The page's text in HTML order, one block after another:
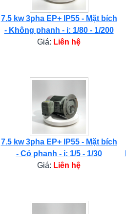
7.5 kw 3pha EP+ IP55 - Mặt bích
- Không phanh - i: 1/80 - 1/200
Giá: Liên hệ
7.5 kw 3pha EP+ IP55 - Mặt bích
- Có phanh - i: 1/5 - 1/30
Giá: Liên hệ